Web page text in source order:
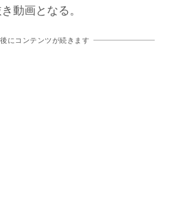
動画となる。
にコンテンツが続きます